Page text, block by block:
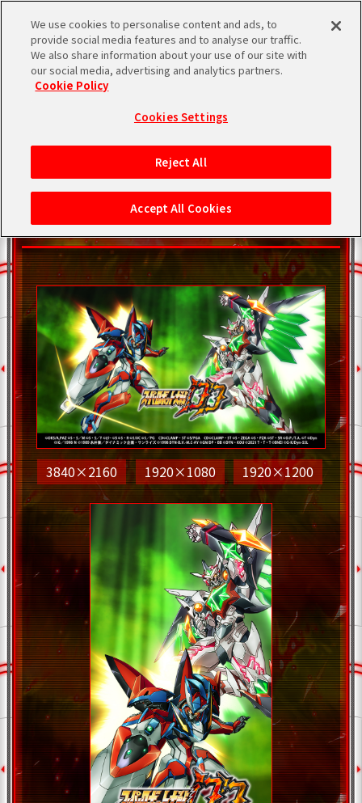
大張正己（STUDIO G-1 NEO）氏 描き下ろし
特製壁紙第3弾を配布中！
3840×2160 1920×1080 1920×1200
We use cookies to personalise content and ads, to
provide social media features and to analyse our traffic.
We also share information about your use of our site with
our social media, advertising and analytics partners.
Cookie Policy
Cookies Settings
Reject All
Accept All Cookies